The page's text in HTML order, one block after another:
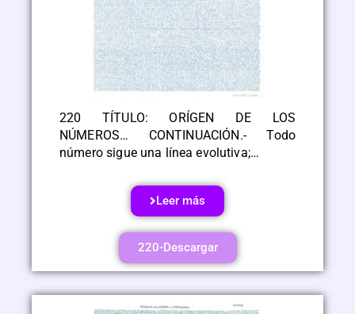
220 TÍTULO: ORÍGEN DE LOS
NÚMEROS… CONTINUACIÓN.- Todo
número sigue una línea evolutiva;…
Leer más
220-Descargar